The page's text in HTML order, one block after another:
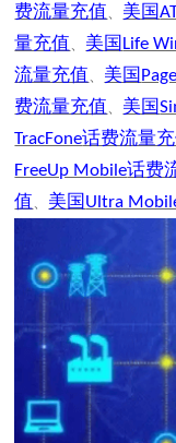
费流量充值、 美国
量充值、 美国 Life
流量充值、 美国
费流量充值、 美国
TracFone话费流量
FreeUp Mobile话费
值、 美国 Ultra